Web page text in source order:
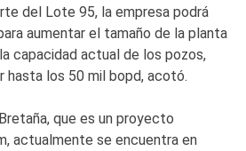
del Lote 95, la empresa podrá
aumentar el tamaño de la planta
capacidad actual de los pozos,
hasta los 50 mil bopd, acotó.
que es un proyecto
actualmente se encuentra en